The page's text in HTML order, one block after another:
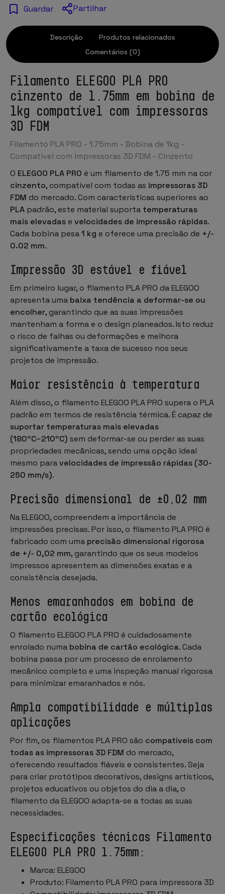
Guardar Partilhar
Descrição
Produtos relacionados
Comentários (0)
Filamento ELEGOO PLA PRO
cinzento de 1.75mm em bobina de
1kg compatível com impressoras
3D FDM
Filamento PLA PRO - 1.75mm - Bobina de 1kg -
Compatível com impressoras 3D FDM - Cinzento
O ELEGOO PLA PRO é um filamento de 1.75 mm na cor
cinzento, compatível com todas as impressoras 3D
FDM do mercado. Com características superiores ao
PLA padrão, este material suporta temperaturas
mais elevadas e velocidades de impressão rápidas.
Cada bobina pesa1 kg e oferece uma precisão de +/-
0.02 mm.
Impressão 3D estável e fiável
Em primeiro lugar, o filamento PLA PRO da ELEGOO
apresenta uma baixa tendência a deformar-se ou
encolher, garantindo que as suas impressões
mantenham a forma e o design planeados. Isto reduz
o risco de falhas ou deformações e melhora
significativamente a taxa de sucesso nos seus
projetos de impressão.
Maior resistência à temperatura
Além disso, o filamento ELEGOO PLA PRO supera o PLA
padrão em termos de resistência térmica. É capaz de
suportar temperaturas mais elevadas
(180ºC~210ºC) sem deformar-se ou perder as suas
propriedades mecânicas, sendo uma opção ideal
mesmo paravelocidades de impressão rápidas (30-
250 mm/s).
Precisão dimensional de ±0,02 mm
Na ELEGOO, compreendem a importância de
impressões precisas. Por isso, o filamento PLA PRO é
fabricado com uma precisão dimensional rigorosa
de +/- 0,02 mm, garantindo que os seus modelos
impressos apresentem as dimensões exatas e a
consistência desejada.
Menos emaranhados em bobina de
cartão ecológica
O filamento ELEGOO PLA PRO é cuidadosamente
enrolado numa bobina de cartão ecológica. Cada
bobina passa por um processo de enrolamento
mecânico completo e uma inspeção manual rigorosa
para minimizar emaranhados e nós.
Ampla compatibilidade e múltiplas
aplicações
Por fim, os filamentos PLA PRO são compatíveis com
todas as impressoras 3D FDM do mercado,
oferecendo resultados fiáveis e consistentes. Seja
para criar protótipos decorativos, designs artísticos,
projetos educativos ou objetos do dia a dia, o
filamento da ELEGOO adapta-se a todas as suas
necessidades.
Especificações técnicas Filamento
ELEGOO PLA PRO 1.75mm:
Marca: ELEGOO
Produto: Filamento PLA PRO para impressora 3D